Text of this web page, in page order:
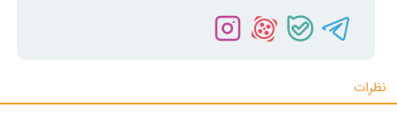
نظرات